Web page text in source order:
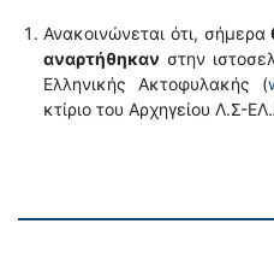
Ανακοινώνεται ότι, σήμερα
αναρτήθηκαν στην
Ελληνικής Ακτοφυλακής (
κτίριο του Αρχηγείου Λ.Σ-